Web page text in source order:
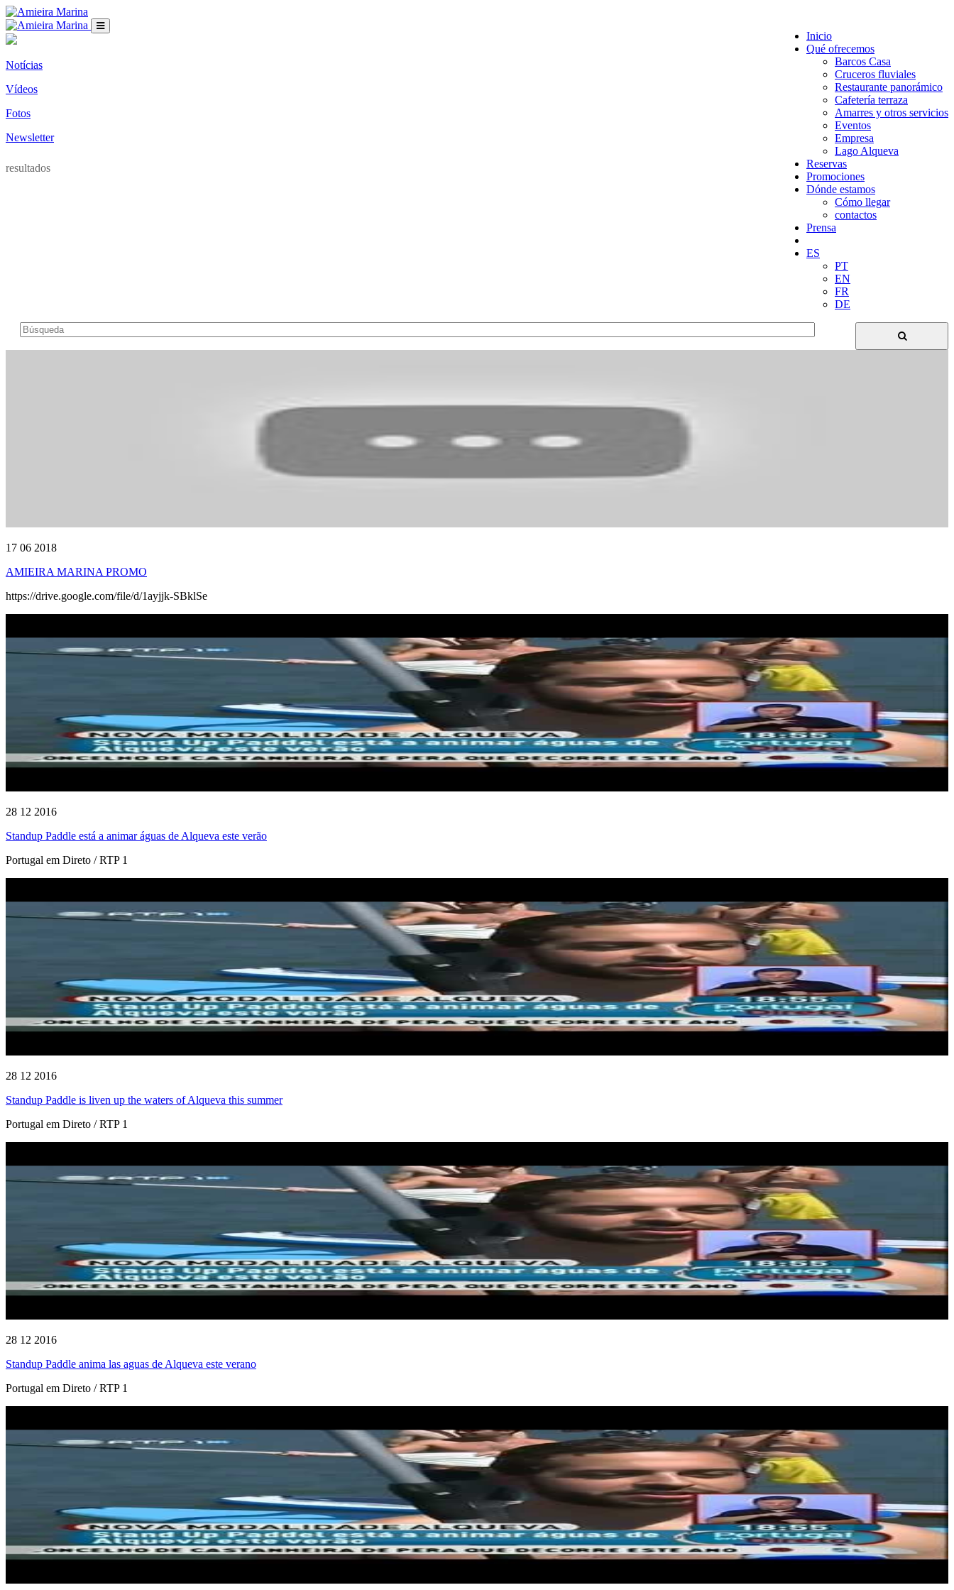
Inicio
Qué ofrecemos
Barcos Casa
Cruceros fluviales
Restaurante panorámico
Cafetería terraza
Amarres y otros servicios
Eventos
Empresa
Lago Alqueva
Reservas
Promociones
Dónde estamos
Cómo llegar
contactos
Prensa
ES
PT
EN
FR
DE
Notícias
Vídeos
Fotos
Newsletter
resultados
17 06 2018
AMIEIRA MARINA PROMO
https://drive.google.com/file/d/1ayjjk-SBklSe
28 12 2016
Standup Paddle está a animar águas de Alqueva este verão
Portugal em Direto / RTP 1
28 12 2016
Standup Paddle is liven up the waters of Alqueva this summer
Portugal em Direto / RTP 1
28 12 2016
Standup Paddle anima las aguas de Alqueva este verano
Portugal em Direto / RTP 1